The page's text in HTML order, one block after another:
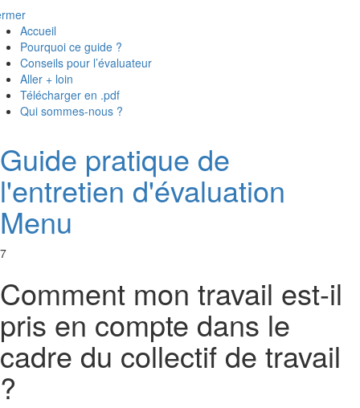
Accueil
Pourquoi ce guide ?
Conseils pour l’évaluateur
Aller + loin
Télécharger en .pdf
Qui sommes-nous ?
Guide pratique de
l'entretien d'évaluation
Menu
7
Comment mon travail est-il
pris en compte dans le
cadre du collectif de travail
?